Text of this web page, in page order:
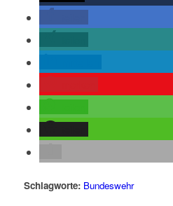
Schlagworte: Bundeswehr